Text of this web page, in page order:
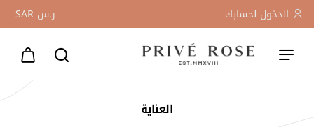
الدخول لحسابك ر.س SAR
العناية